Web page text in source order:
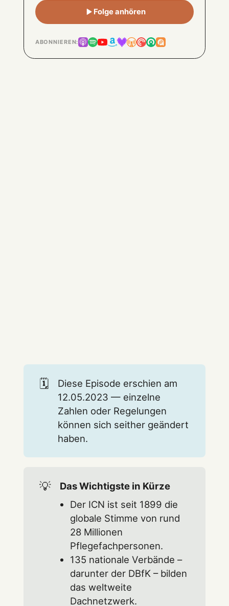
Folge anhören
ABONNIEREN:
🗓️
Diese Episode erschien am
12.05.2023 — einzelne
Zahlen oder Regelungen
können sich seither geändert
haben.
💡
Das Wichtigste in Kürze
Der ICN ist seit 1899 die
globale Stimme von rund
28 Millionen
Pflegefachpersonen.
135 nationale Verbände –
darunter der DBfK – bilden
das weltweite
Dachnetzwerk.